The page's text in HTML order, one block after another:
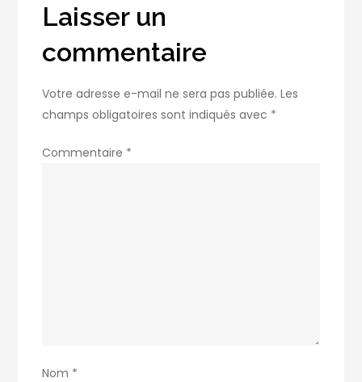
fini
impeccable
Laisser un
commentaire
Votre adresse e-mail ne sera pas publiée. Les
champs obligatoires sont indiqués avec *
Commentaire *
Nom *